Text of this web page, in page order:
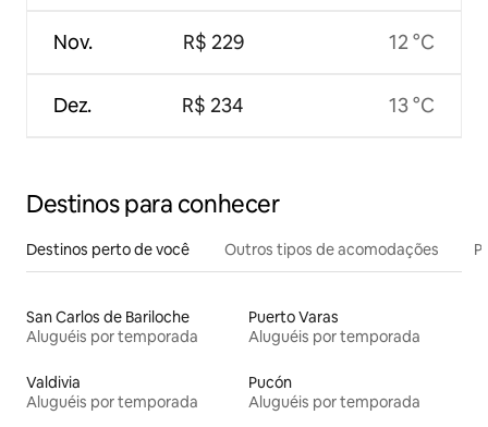
Nov.
Dez.
R$ 229
R$ 234
12 °C
13 °C
Destinos para conhecer
Destinos perto de você Outros tipos de acomodações
San Carlos de Bariloche
Aluguéis por temporada
Puerto Varas
Aluguéis por temporada
Valdivia
Aluguéis por temporada
Pucón
Aluguéis por temporada